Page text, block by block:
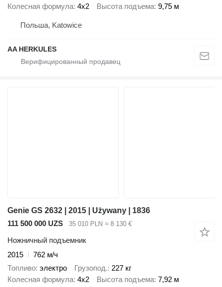
Колесная формула 4x2 Высота подъема 9,75 м
Польша, Katowice
AA HERKULES
Genie GS 2632 | 2015 | Używany | 1836
111 500 000 UZS
35 010 PLN ≈ 8 130 €
Ножничный подъемник
2015
762 м/ч
Топливо электро Грузопод. 227 кг
Колесная формула 4x2 Высота подъема 7,92 м